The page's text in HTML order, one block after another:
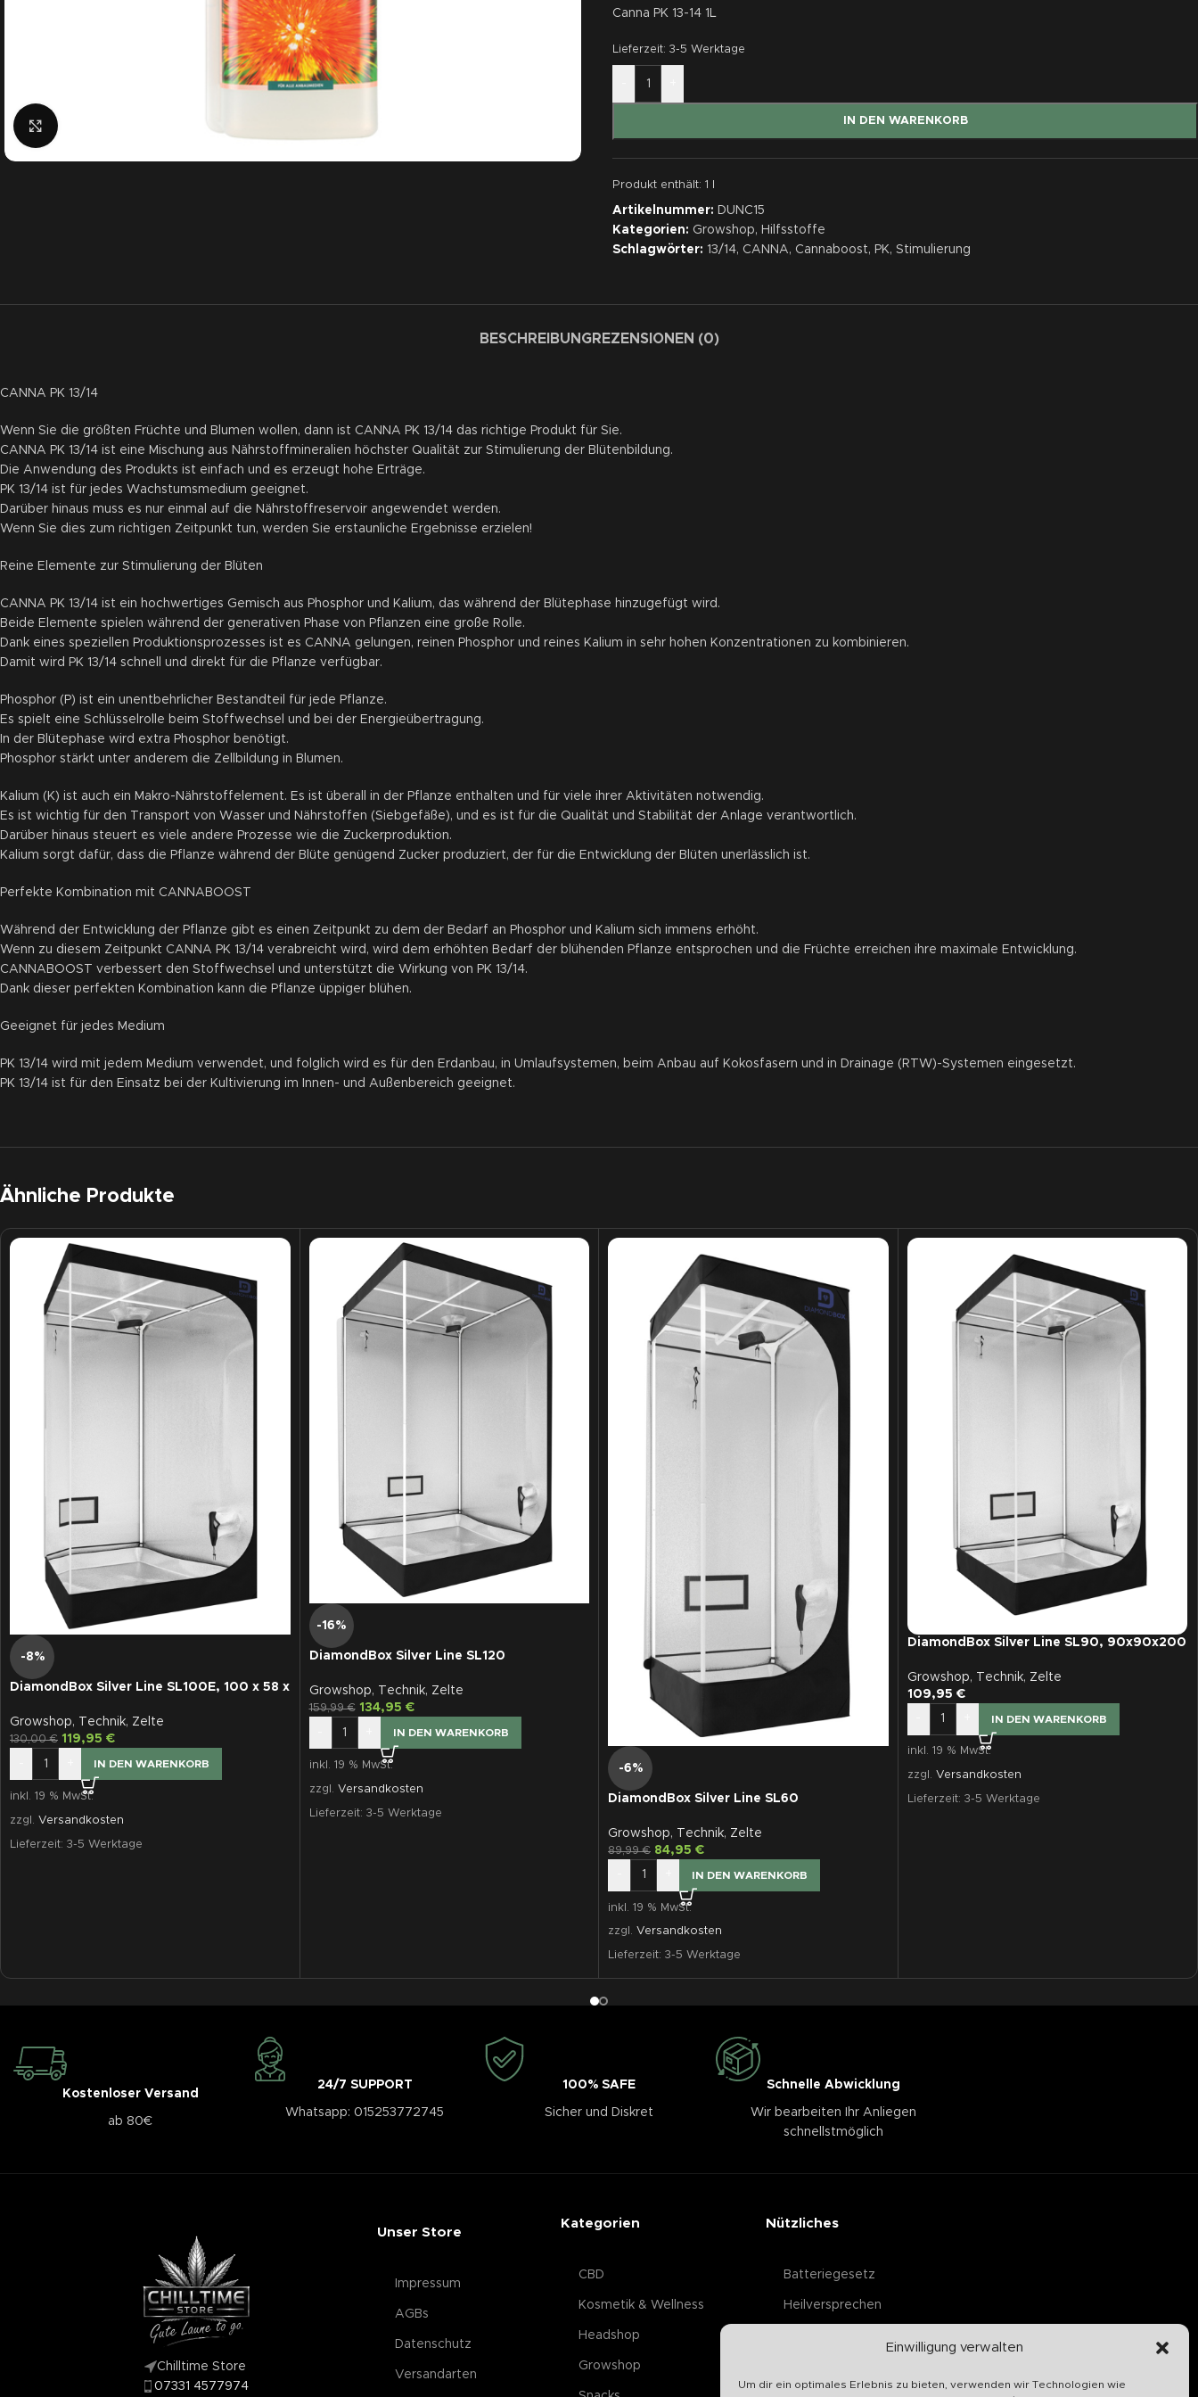
Einwilligung verwalten
Um dir ein optimales Erlebnis zu bieten, verwenden wir Technologien wie
Canna PK 13-14 1L
Lieferzeit: 3-5 Werktage
IN DEN WARENKORB
Produkt enthält: 1
Artikelnummer: DUNC15
Kategorien: Growshop, Hilfsstoffe
Schlagwörter: 13/14, CANNA, Cannaboost, PK, Stimulierung
BESCHREIBUNGREZENSIONEN (0)
CANNA PK 13/14
Wenn Sie die größten Früchte und Blumen wollen, dann ist CANNA PK 13/14 das richtige Produkt für Sie.
CANNA PK 13/14 ist eine Mischung aus Nährstoffmineralien höchster Qualität zur Stimulierung der Blütenbildung.
Die Anwendung des Produkts ist einfach und es erzeugt hohe Erträge.
PK 13/14 ist für jedes Wachstumsmedium geeignet.
Darüber hinaus muss es nur einmal auf die Nährstoffreservoir angewendet werden.
Wenn Sie dies zum richtigen Zeitpunkt tun, werden Sie erstaunliche Ergebnisse erzielen!
Reine Elemente zur Stimulierung der Blüten
CANNA PK 13/14 ist ein hochwertiges Gemisch aus Phosphor und Kalium, das während der Blütephase hinzugefügt wird.
Beide Elemente spielen während der generativen Phase von Pflanzen eine große Rolle.
Dank eines speziellen Produktionsprozesses ist es CANNA gelungen, reinen Phosphor und reines Kalium in sehr hohen Konzentrationen zu kombinieren.
Damit wird PK 13/14 schnell und direkt für die Pflanze verfügbar.
Phosphor (P) ist ein unentbehrlicher Bestandteil für jede Pflanze.
Es spielt eine Schlüsselrolle beim Stoffwechsel und bei der Energieübertragung.
In der Blütephase wird extra Phosphor benötigt.
Phosphor stärkt unter anderem die Zellbildung in Blumen.
Kalium (K) ist auch ein Makro-Nährstoffelement. Es ist überall in der Pflanze enthalten und für viele ihrer Aktivitäten notwendig.
Es ist wichtig für den Transport von Wasser und Nährstoffen (Siebgefäße), und es ist für die Qualität und Stabilität der Anlage verantwortlich.
Darüber hinaus steuert es viele andere Prozesse wie die Zuckerproduktion.
Kalium sorgt dafür, dass die Pflanze während der Blüte genügend Zucker produziert, der für die Entwicklung der Blüten unerlässlich ist.
Perfekte Kombination mit CANNABOOST
Während der Entwicklung der Pflanze gibt es einen Zeitpunkt zu dem der Bedarf an Phosphor und Kalium sich immens erhöht.
Wenn zu diesem Zeitpunkt CANNA PK 13/14 verabreicht wird, wird dem erhöhten Bedarf der blühenden Pflanze entsprochen und die Früchte erreichen ihre maximale Entwicklung.
CANNABOOST verbessert den Stoffwechsel und unterstützt die Wirkung von PK 13/14.
Dank dieser perfekten Kombination kann die Pflanze üppiger blühen.
Geeignet für jedes Medium
PK 13/14 wird mit jedem Medium verwendet, und folglich wird es für den Erdanbau, in Umlaufsystemen, beim Anbau auf Kokosfasern und in Drainage (RTW)-Systemen eingesetzt.
PK 13/14 ist für den Einsatz bei der Kultivierung im Innen- und Außenbereich geeignet.
Ähnliche Produkte
-8%
DiamondBox Silver Line SL100E, 100 x 58 x
Growshop, Technik, Zelte
130,00€ 119,95 €
IN DEN WARENKORB
inkl. 19 % MwSt.
zzgl. Versandkosten
Lieferzeit: 3-5 Werktage
-16%
DiamondBox Silver Line SL120
Growshop, Technik, Zelte
159,99€ 134,95 €
IN DEN WARENKORB
inkl. 19 % MwSt.
zzgl. Versandkosten
Lieferzeit: 3-5 Werktage
-6%
DiamondBox Silver Line SL60
Growshop, Technik, Zelte
89,99€ 84,95 €
IN DEN WARENKORB
inkl. 19 % MwSt.
zzgl. Versandkosten
Lieferzeit: 3-5 Werktage
DiamondBox Silver Line SL90, 90x90x200
Growshop, Technik, Zelte
109,95 €
IN DEN WARENKORB
inkl. 19 % MwSt.
zzgl. Versandkosten
Lieferzeit: 3-5 Werktage
Kostenloser Versand
ab 80€
24/7 SUPPORT
Whatsapp: 015253772745
100% SAFE
Sicher und Diskret
Schnelle Abwicklung
Wir bearbeiten Ihr Anliegen
schnellstmöglich
Chilltime Store
07331 4577974
Unser Store
Impressum
AGBs
Datenschutz
Versandarten
Kategorien
CBD
Kosmetik & Wellness
Headshop
Growshop
Nützliches
Batteriegesetz
Heilversprechen